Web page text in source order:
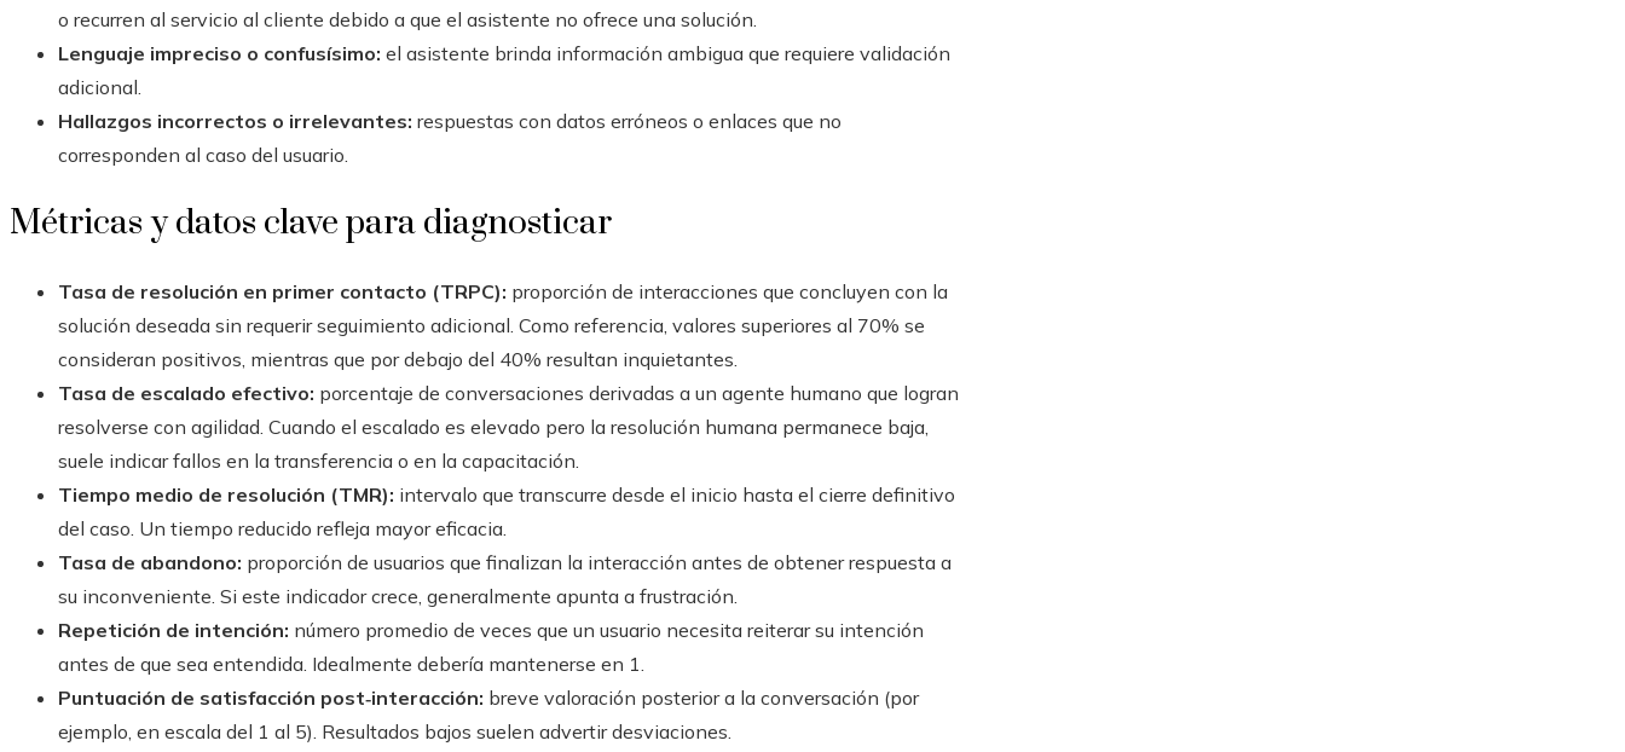
o recurren al servicio al cliente debido a que el asistente no ofrece una solución.
Lenguaje impreciso o confusísimo: el asistente brinda información ambigua que requiere validación
adicional.
Hallazgos incorrectos o irrelevantes: respuestas con datos erróneos o enlaces que no
corresponden al caso del usuario.
Métricas y datos clave para diagnosticar
Tasa de resolución en primer contacto (TRPC): proporción de interacciones que concluyen con la
solución deseada sin requerir seguimiento adicional. Como referencia, valores superiores al 70% se
consideran positivos, mientras que por debajo del 40% resultan inquietantes.
Tasa de escalado efectivo: porcentaje de conversaciones derivadas a un agente humano que logran
resolverse con agilidad. Cuando el escalado es elevado pero la resolución humana permanece baja,
suele indicar fallos en la transferencia o en la capacitación.
Tiempo medio de resolución (TMR): intervalo que transcurre desde el inicio hasta el cierre definitivo
del caso. Un tiempo reducido refleja mayor eficacia.
Tasa de abandono: proporción de usuarios que finalizan la interacción antes de obtener respuesta a
su inconveniente. Si este indicador crece, generalmente apunta a frustración.
Repetición de intención: número promedio de veces que un usuario necesita reiterar su intención
antes de que sea entendida. Idealmente debería mantenerse en 1.
Puntuación de satisfacción post‑interacción: breve valoración posterior a la conversación (por
ejemplo, en escala del 1 al 5). Resultados bajos suelen advertir desviaciones.